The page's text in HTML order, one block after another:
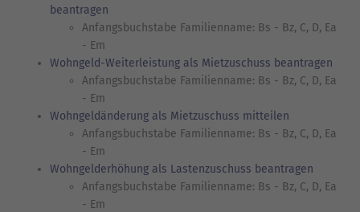
beantragen
Anfangsbuchstabe Familienname: Bs - Bz, C, D, Ea
- Em
Wohngeld-Weiterleistung als Mietzuschuss beantragen
Anfangsbuchstabe Familienname: Bs - Bz, C, D, Ea
- Em
Wohngeldänderung als Mietzuschuss mitteilen
Anfangsbuchstabe Familienname: Bs - Bz, C, D, Ea
- Em
Wohngelderhöhung als Lastenzuschuss beantragen
Anfangsbuchstabe Familienname: Bs - Bz, C, D, Ea
- Em